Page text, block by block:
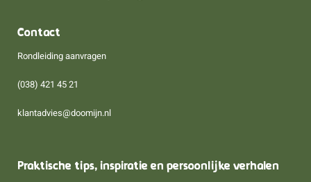
Contact
Rondleiding aanvragen
(038) 421 45 21
klantadvies@doomijn.nl
Praktische tips, inspiratie en persoonlijke verhalen